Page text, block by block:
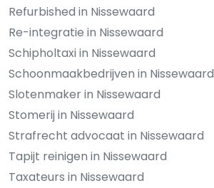
Refurbished in Nissewaard
Re-integratie in Nissewaard
Schipholtaxi in Nissewaard
Schoonmaakbedrijven in Nissewaard
Slotenmaker in Nissewaard
Stomerij in Nissewaard
Strafrecht advocaat in Nissewaard
Tapijt reinigen in Nissewaard
Taxateurs in Nissewaard